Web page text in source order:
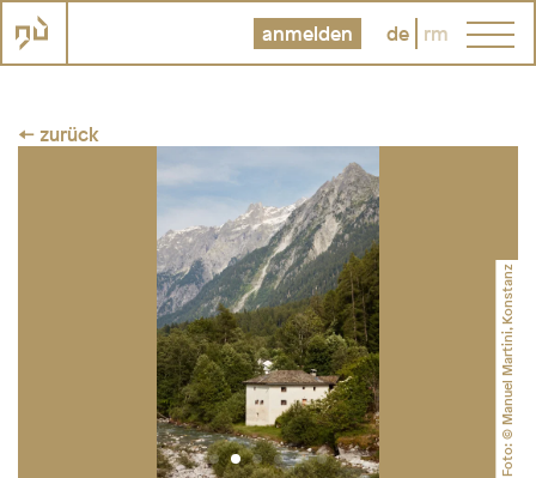
anmelden de rm
← zurück
Foto: © Manuel Martini, Konstanz